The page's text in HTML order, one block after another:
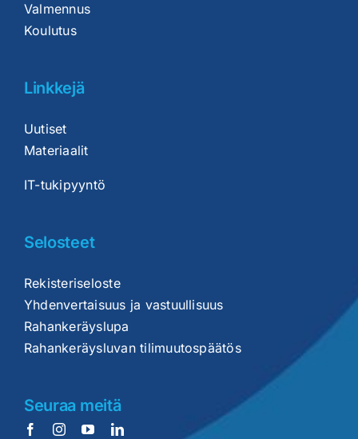
Valmennus
Koulutus
Linkkejä
Uutiset
Materiaalit
IT-tukipyyntö
Selosteet
Rekisteriseloste
Yhdenvertaisuus ja vastuullisuus
Rahankeräyslupa
Rahankeräysluvan tilimuutospäätös
Seuraa meitä